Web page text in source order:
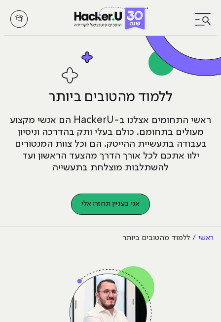
לחץ לפתיחת/סגירת תפריט
ללמוד מהטובים ביותר
ראשי התחומים אצלנו ב-HackerU הם אנשי מקצוע
מעולים בתחומם. כולם בעלי ותק בהדרכה וניסיון
בעבודה בתעשיית ההייטק. הם וכל צוות המנטורים
ילוו אתכם לכל אורך הדרך מהצעד הראשון ועד
להשתלבות מוצלחת בתעשייה
אני בעניין תחזרו אלי
ראשי ללמוד מהטובים ביותר